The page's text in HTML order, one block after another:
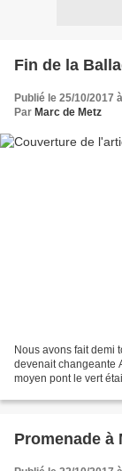
Fin de la
Publié le 25/10/2017
Par Marc de Metz
Nous avons fait demi
devenait changeante
moyen pont le vert
Promenade à